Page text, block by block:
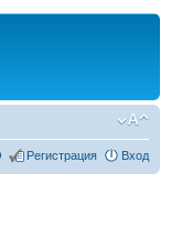
Регистрация Вход